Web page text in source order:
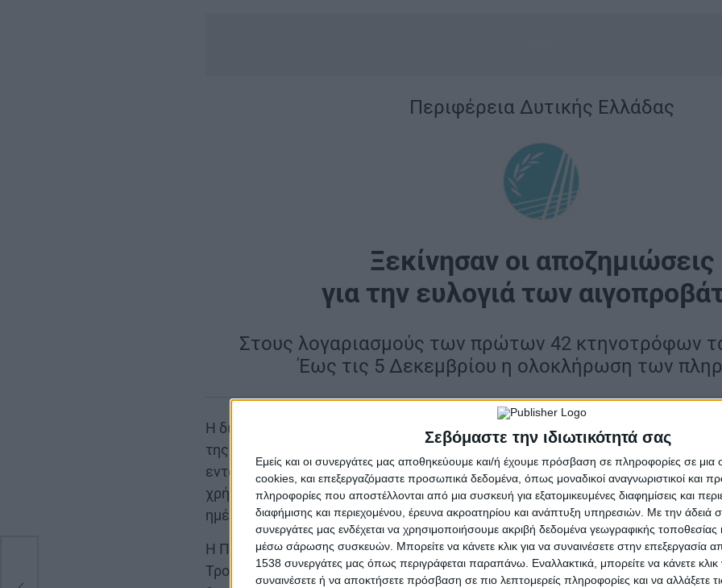
Σεβόμαστε την ιδιωτικότητά σας
Εμείς και οι συνεργάτες μας αποθηκεύουμε και/ή έχουμε πρόσβαση σε πληροφορίες σε
cookies, και επεξεργαζόμαστε προσωπικά δεδομένα, όπως μοναδικοί αναγνωριστικοί και
πληροφορίες που αποστέλλονται από μια συσκευή για εξατομικευμένες διαφημίσεις και
διαφήμισης και περιεχομένου, έρευνα ακροατηρίου και ανάπτυξη υπηρεσιών. Με την άδειά
συνεργάτες μας ενδέχεται να χρησιμοποιήσουμε ακριβή δεδομένα γεωγραφικής τοποθεσίας
μέσω σάρωσης συσκευών. Μπορείτε να κάνετε κλικ για να συναινέσετε στην επεξεργασία
1538 συνεργάτες μας όπως περιγράφεται παραπάνω. Εναλλακτικά, μπορείτε να κάνετε κλικ
συναινέσετε ή να αποκτήσετε πρόσβαση σε πιο λεπτομερείς πληροφορίες και να αλλάξετε
Περιφέρεια Δυτικής Ελλάδας
Ξεκίνησαν οι αποζημιώσεις
για την ευλογιά των
Στους λογαριασμούς των πρώτων 42 κτηνοτρόφων
Έως τις 5 Δεκεμβρίου η ολοκλήρωση των
Η διαδικασία καταβολής των αποζημιώσεων προς τους κτηνοτρόφους που
της ευλογιάς των αιγοπροβάτων βρίσκεται πλέον σε πλήρη εξέλιξη. Ήδη
εντάλματα πληρωμής για 42 παραγωγούς, με συνολικό ποσό που φτάνει τις
χρήματα αναμένεται να πιστωθούν στους τραπεζικούς τους λογαριασμούς
ημέρες, προσφέροντας μια πρώτη οικονομική ανάσα σε όσους βρέθηκαν
Η Περιφέρεια Δυτικής Ελλάδας έχει εξασφαλίσει, μέσω του Υπουργείου
Τροφίμων, συνολικό κονδύλι 3.000.000 ευρώ. Το ποσό αυτό καλύπτει τις